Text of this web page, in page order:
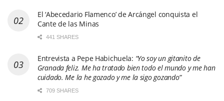
El ‘Abecedario Flamenco’ de Arcángel conquista el
Cante de las Minas
441 SHARES
Entrevista a Pepe Habichuela: “Yo soy un gitanito de
Granada feliz. Me ha tratado bien todo el mundo y me han
cuidado. Me la he gozado y me la sigo gozando”
709 SHARES